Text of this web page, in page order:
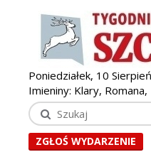
Poniedziałek, 10 Sierpień
Imieniny: Klary,
ZGŁOŚ WYDARZENIE